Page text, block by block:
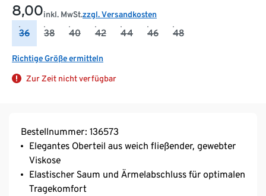
8,00inkl. MwSt.zzgl. Versandkosten
36 38 40 42 44 46 48
Richtige Größe ermitteln
Zur Zeit nicht verfügbar
Bestellnummer: 136573
Elegantes Oberteil aus weich fließender, gewebter
Viskose
Elastischer Saum und Ärmelabschluss für optimalen
Tragekomfort